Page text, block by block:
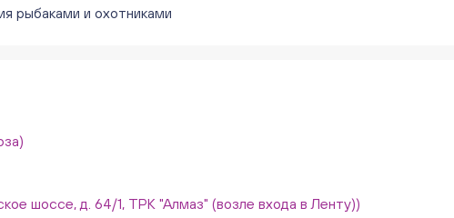
рыбаками и охотниками
шоссе, д. 64/1, ТРК "Алмаз" (возле входа в Ленту))